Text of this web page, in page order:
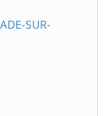
SUR-